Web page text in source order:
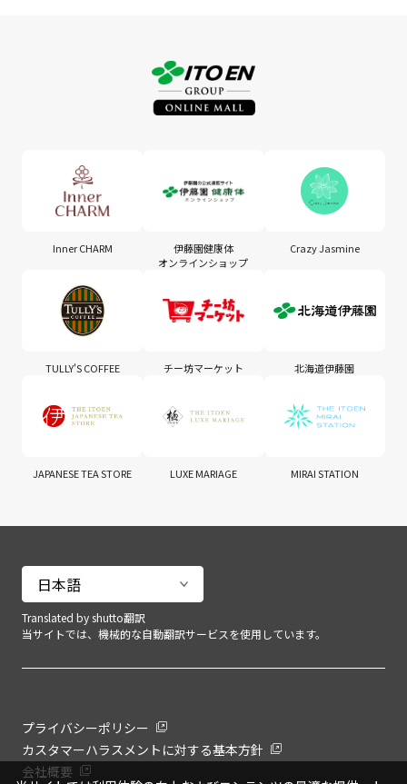
Translated by shutto翻訳
当サイトでは、機械的な自動翻訳サービスを使用しています。
Inner CHARM
伊藤園健康体
オンラインショップ
Crazy Jasmine
TULLY'S COFFEE チー坊マーケット 北海道伊藤園
JAPANESE TEA STORE LUXE MARIAGE MIRAI STATION
プライバシーポリシー
カスタマーハラスメントに対する基本方針
会社概要